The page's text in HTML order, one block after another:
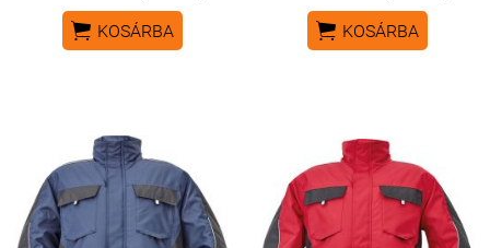
 KOSÁRBA  KOSÁRBA